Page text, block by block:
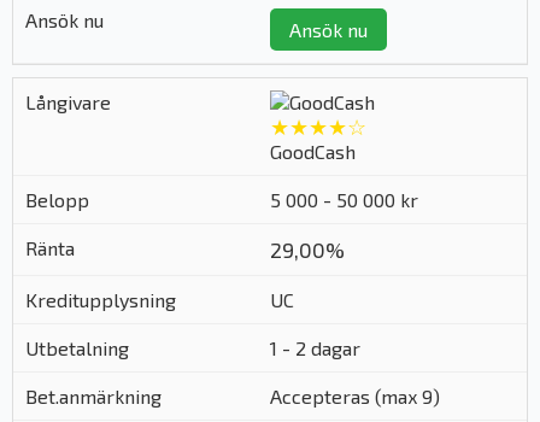
Ansök nu
★★★★☆
GoodCash
5 000 - 50 000 kr
29,00%
UC
1 - 2 dagar
Accepteras (max 9)